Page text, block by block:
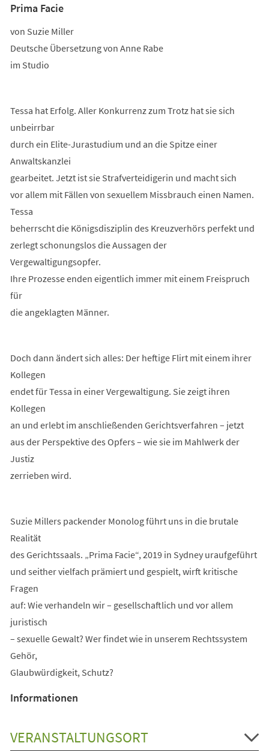
Prima Facie
von Suzie Miller
Deutsche Übersetzung von Anne Rabe
im Studio
Tessa hat Erfolg. Aller Konkurrenz zum Trotz hat sie sich
unbeirrbar
durch ein Elite-Jurastudium und an die Spitze einer
Anwaltskanzlei
gearbeitet. Jetzt ist sie Strafverteidigerin und macht sich
vor allem mit Fällen von sexuellem Missbrauch einen Namen.
Tessa
beherrscht die Königsdisziplin des Kreuzverhörs perfekt und
zerlegt schonungslos die Aussagen der
Vergewaltigungsopfer.
Ihre Prozesse enden eigentlich immer mit einem Freispruch
für
die angeklagten Männer.
Doch dann ändert sich alles: Der heftige Flirt mit einem ihrer
Kollegen
endet für Tessa in einer Vergewaltigung. Sie zeigt ihren
Kollegen
an und erlebt im anschließenden Gerichtsverfahren – jetzt
aus der Perspektive des Opfers – wie sie im Mahlwerk der
Justiz
zerrieben wird.
Suzie Millers packender Monolog führt uns in die brutale
Realität
des Gerichtssaals. „Prima Facie“, 2019 in Sydney uraufgeführt
und seither vielfach prämiert und gespielt, wirft kritische
Fragen
auf: Wie verhandeln wir – gesellschaftlich und vor allem
juristisch
– sexuelle Gewalt? Wer findet wie in unserem Rechtssystem
Gehör,
Glaubwürdigkeit, Schutz?
Informationen
VERANSTALTUNGSORT